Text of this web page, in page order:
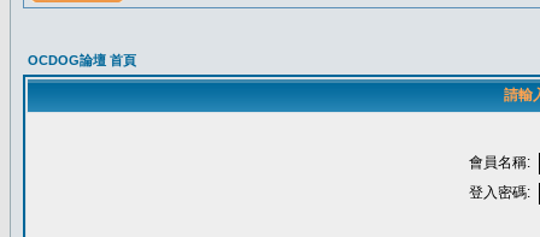
OCDOG論壇 首頁
請輸
會員名稱:
登入密碼: